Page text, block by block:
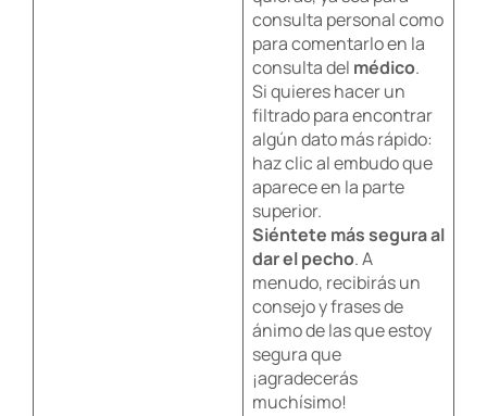
consulta personal como
para comentarlo en la
consulta del médico.
Si quieres hacer un
filtrado para encontrar
algún dato más rápido:
haz clic al embudo que
aparece en la parte
superior.
Siéntete más segura al
dar el pecho. A
menudo, recibirás un
consejo y frases de
ánimo de las que estoy
segura que
¡agradecerás
muchísimo!